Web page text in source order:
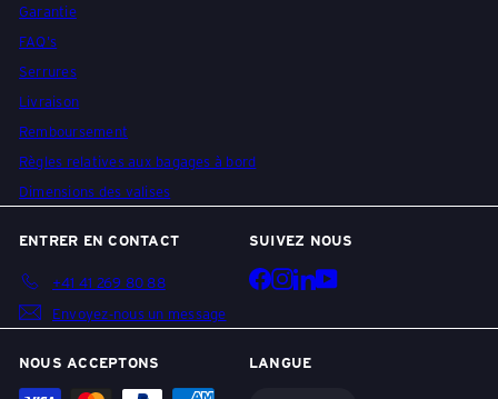
A
C
K
E
A
Garantie
FAQ's
Serrures
Livraison
Remboursement
Règles relatives aux bagages à bord
Dimensions des valises
ENTRER EN CONTACT
+41 41 269 80 88
Envoyez-nous un message
SUIVEZ NOUS
Facebook
Instagram
LinkedIn
YouTube
NOUS ACCEPTONS LANGUE